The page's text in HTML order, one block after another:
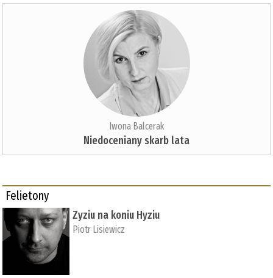
Iwona Balcerak
Niedoceniany skarb lata
Felietony
Zyziu na koniu Hyziu
Piotr Lisiewicz